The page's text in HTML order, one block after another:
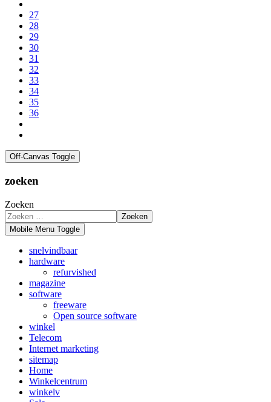
27
28
29
30
31
32
33
34
35
36
Off-Canvas Toggle
zoeken
Zoeken
Zoeken
Mobile Menu Toggle
snelvindbaar
hardware
refurvished
magazine
software
freeware
Open source software
winkel
Telecom
Internet marketing
sitemap
Home
Winkelcentrum
winkelv